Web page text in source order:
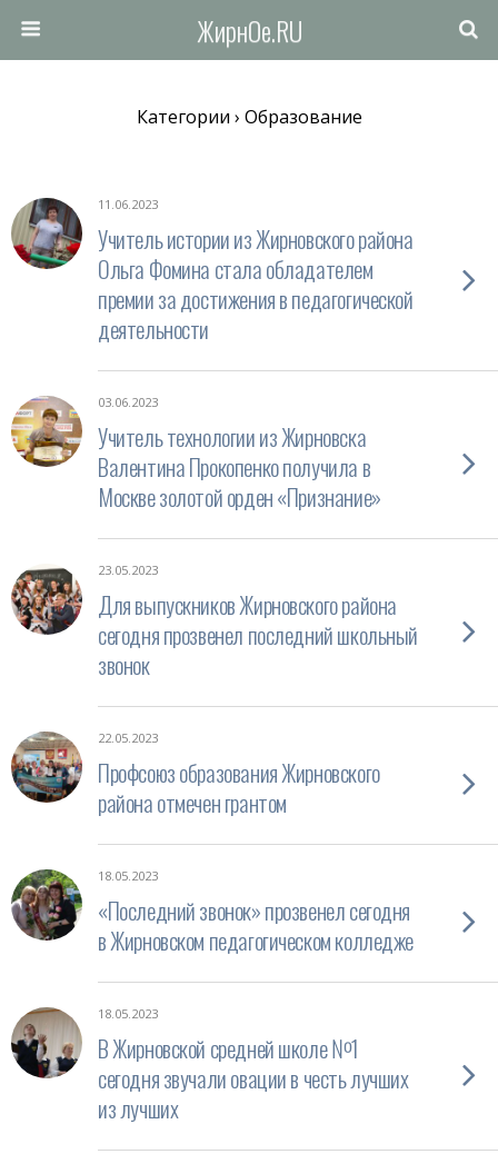
ЖирнОе.RU
Категории › Образование
11.06.2023
Учитель истории из Жирновского района
Ольга Фомина стала обладателем
премии за достижения в педагогической
деятельности
03.06.2023
Учитель технологии из Жирновска
Валентина Прокопенко получила в
Москве золотой орден «Признание»
23.05.2023
Для выпускников Жирновского района
сегодня прозвенел последний школьный
звонок
22.05.2023
Профсоюз образования Жирновского
района отмечен грантом
18.05.2023
«Последний звонок» прозвенел сегодня
в Жирновском педагогическом колледже
18.05.2023
В Жирновской средней школе №1
сегодня звучали овации в честь лучших
из лучших